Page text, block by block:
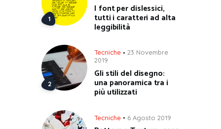
I font per dislessici,
tutti i caratteri ad alta
leggibilità
Tecniche
23 Novembre
2019
Gli stili del disegno:
una panoramica tra i
più utilizzati
Tecniche 6 Agosto 2019